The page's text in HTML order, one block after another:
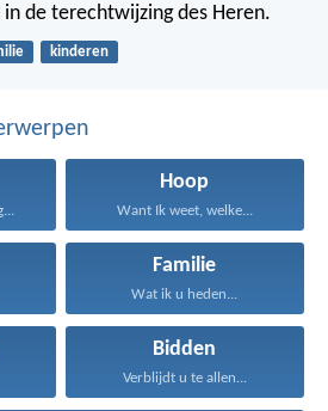
de terechtwijzing des Heren.
kinderen
Hoop
Want Ik weet, welke...
Familie
Wat ik u heden...
Bidden
Verblijdt u te allen...